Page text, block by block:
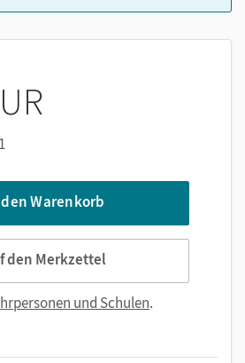
Warenkorb
den Merkzettel
und Schulen.